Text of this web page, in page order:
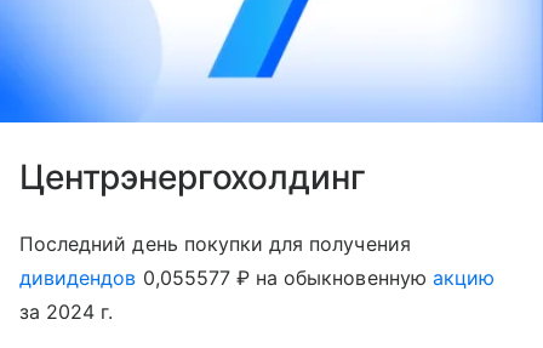
Центрэнергохолдинг
Последний день покупки для получения
дивидендов 0,055577 ₽ на обыкновенную акцию
за 2024 г.